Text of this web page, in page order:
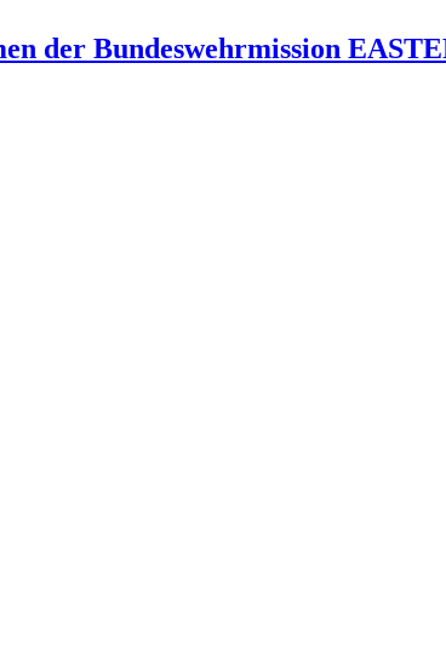
der Bundeswehrmission